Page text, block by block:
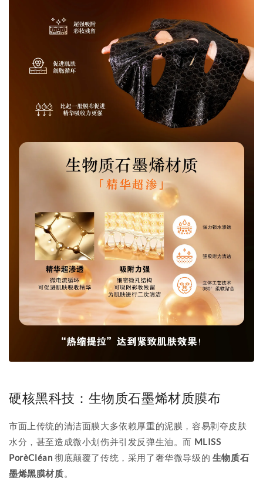
硬核黑科技：生物质石墨烯材质膜布
市面上传统的清洁面膜大多依赖厚重的泥膜，容易剥夺皮肤
水分，甚至造成微小划伤并引发反弹生油。而 MLISS
PorèCléan 彻底颠覆了传统，采用了奢华微导级的 生物质石
墨烯黑膜材质。